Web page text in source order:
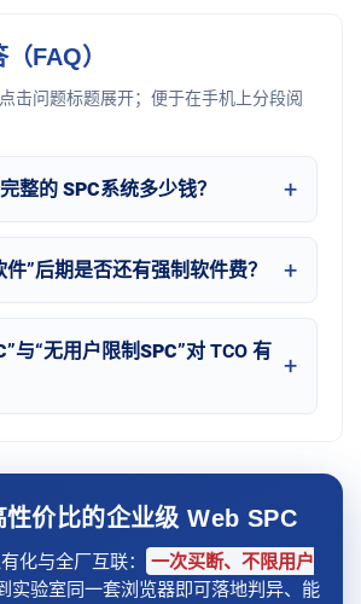
FAQ）
击问题标题展开；便于在手机上分段阅
整的 SPC系统多少钱？
件”后期是否还有强制软件费？
”与“无用户限制SPC”对 TCO 有
性价比的企业级 Web SPC
化与全厂互联：
一次买断、不限用户
实验室同一套浏览器即可落地判异、能